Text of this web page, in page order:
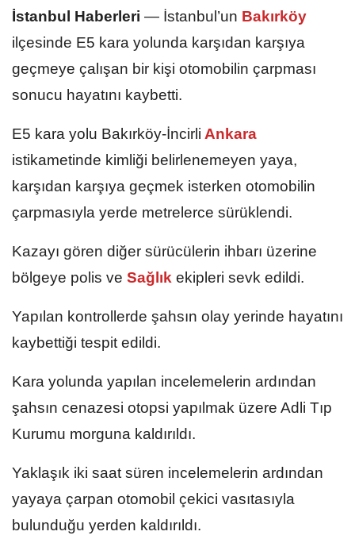
İstanbul Haberleri — İstanbul’un Bakırköy
ilçesinde E5 kara yolunda karşıdan karşıya
geçmeye çalışan bir kişi otomobilin çarpması
sonucu hayatını kaybetti.
E5 kara yolu Bakırköy-İncirli Ankara
istikametinde kimliği belirlenemeyen yaya,
karşıdan karşıya geçmek isterken otomobilin
çarpmasıyla yerde metrelerce sürüklendi.
Kazayı gören diğer sürücülerin ihbarı üzerine
bölgeye polis ve Sağlık ekipleri sevk edildi.
Yapılan kontrollerde şahsın olay yerinde hayatını
kaybettiği tespit edildi.
Kara yolunda yapılan incelemelerin ardından
şahsın cenazesi otopsi yapılmak üzere Adli Tıp
Kurumu morguna kaldırıldı.
Yaklaşık iki saat süren incelemelerin ardından
yayaya çarpan otomobil çekici vasıtasıyla
bulunduğu yerden kaldırıldı.